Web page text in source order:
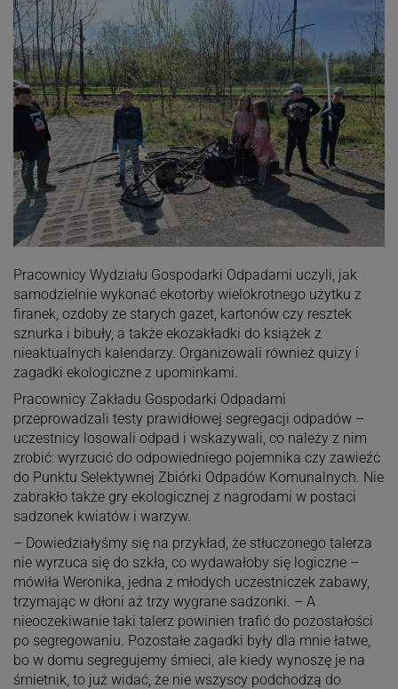
Pracownicy Wydziału Gospodarki Odpadami uczyli, jak
samodzielnie wykonać ekotorby wielokrotnego użytku z
firanek, ozdoby ze starych gazet, kartonów czy resztek
sznurka i bibuły, a także ekozakładki do książek z
nieaktualnych kalendarzy. Organizowali również quizy i
zagadki ekologiczne z upominkami.
Pracownicy Zakładu Gospodarki Odpadami
przeprowadzali testy prawidłowej segregacji odpadów –
uczestnicy losowali odpad i wskazywali, co należy z nim
zrobić: wyrzucić do odpowiedniego pojemnika czy zawieźć
do Punktu Selektywnej Zbiórki Odpadów Komunalnych. Nie
zabrakło także gry ekologicznej z nagrodami w postaci
sadzonek kwiatów i warzyw.
– Dowiedziałyśmy się na przykład, że stłuczonego talerza
nie wyrzuca się do szkła, co wydawałoby się logiczne –
mówiła Weronika, jedna z młodych uczestniczek zabawy,
trzymając w dłoni aż trzy wygrane sadzonki. – A
nieoczekiwanie taki talerz powinien trafić do pozostałości
po segregowaniu. Pozostałe zagadki były dla mnie łatwe,
bo w domu segregujemy śmieci, ale kiedy wynoszę je na
śmietnik, to już widać, że nie wszyscy podchodzą do